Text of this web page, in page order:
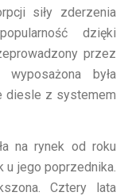
siły zderzenia
dzięki
przez
była
diesle z systemem
na rynek od roku
u jego poprzednika.
Cztery lata